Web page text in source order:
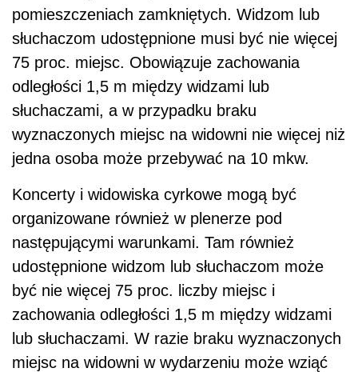
pomieszczeniach zamkniętych. Widzom lub
słuchaczom udostępnione musi być nie więcej
75 proc. miejsc. Obowiązuje zachowania
odległości 1,5 m między widzami lub
słuchaczami, a w przypadku braku
wyznaczonych miejsc na widowni nie więcej niż
jedna osoba może przebywać na 10 mkw.
Koncerty i widowiska cyrkowe mogą być
organizowane również w plenerze pod
następującymi warunkami. Tam również
udostępnione widzom lub słuchaczom może
być nie więcej 75 proc. liczby miejsc i
zachowania odległości 1,5 m między widzami
lub słuchaczami. W razie braku wyznaczonych
miejsc na widowni w wydarzeniu może wziąć